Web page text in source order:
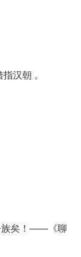
汉朝 。
族矣！——《聊